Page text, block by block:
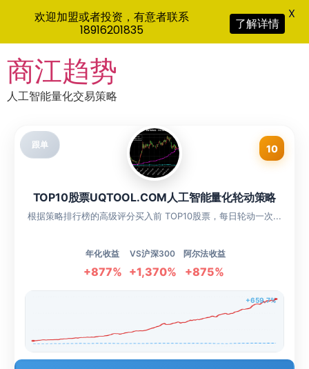
to
content
商江趋势
人工智能量化交易策略
跟单 10
TOP10股票UQTOOL.COM人工智能量化轮动策略
根据策略排行榜的高级评分买入前 TOP10股票，每日轮动一次...
年化收益
+877%
VS沪深300
+1,370%
阿尔法收益
+875%
+659.7%
欢迎加盟或者投资，有意者联系
18916201835
了解详情
X